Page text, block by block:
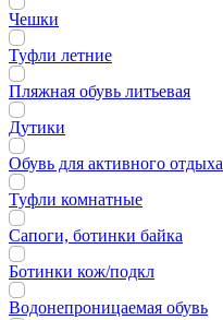
Чешки
Туфли летние
Пляжная обувь литьевая
Дутики
Обувь для активного отдыха
Туфли комнатные
Сапоги, ботинки байка
Ботинки кож/подкл
Водонепроницаемая обувь